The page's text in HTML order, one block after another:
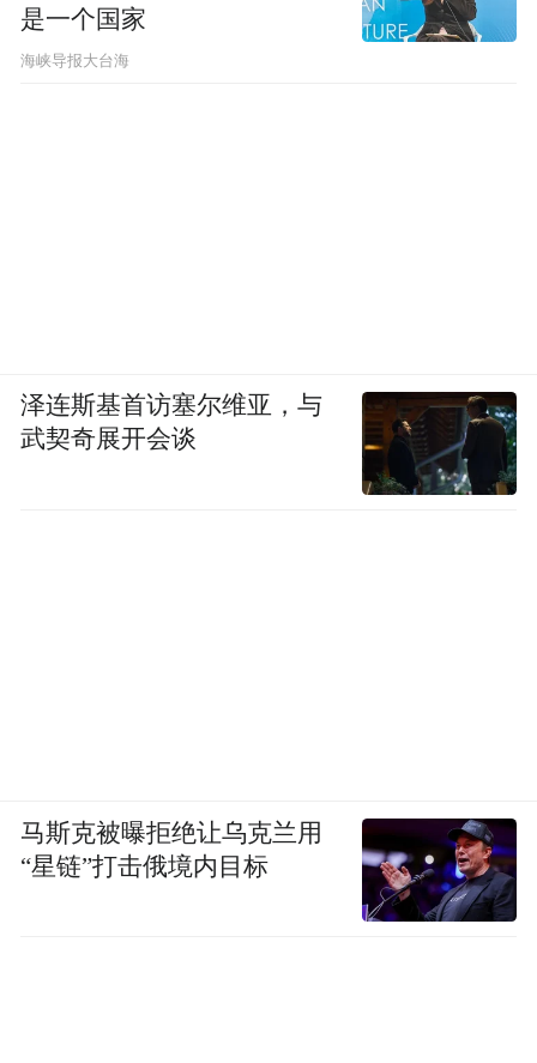
是一个国家
​海峡导报大台海
泽连斯基首访塞尔维亚，与
武契奇展开会谈
马斯克被曝拒绝让乌克兰用
“星链”打击俄境内目标